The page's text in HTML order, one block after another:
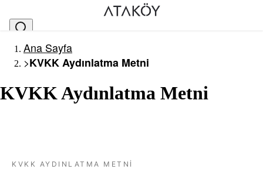
Ana Sayfa
>KVKK Aydınlatma Metni
KVKK Aydınlatma Metni
KVKK AYDINLATMA METNI